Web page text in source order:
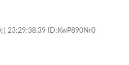
) 23:29:38.39 ID:KwP890Nr0